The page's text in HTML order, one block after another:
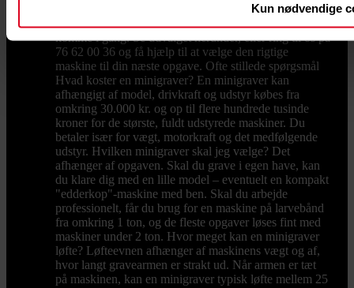
Kun nødvendige
på hverdage før kl. 12.00, pakker og sender vi som
udgangspunkt samme dag, så du ikke skal vente på at
komme i gang. Se udvalget herunder, eller ring til os på
76 62 00 36 og få hjælp til at vælge den rigtige
maskine til din næste opgave. Ofte stillede spørgsmål
Hvad koster en minigraver? En minigraver kan
afhængigt af model, drivkraft og udstyr købes fra
omkring 30.000 kr. og op til flere hundrede tusinde
kroner for de største, fuldt udstyrede maskiner. Du
betaler især for vægt, motorkraft og det medfølgende
udstyr. Hvilken minigraver skal jeg vælge? Det
afhænger af opgaven. Skal du grave i egen have, kan
du klare dig med en lille model – eventuelt en kompakt
"edderkop"-maskine med ben. Skal du arbejde
professionelt, får du brug for en maskine på larvebånd
fra omkring 1 ton, og de fleste opgaver løses fint med
maskiner under 2 ton. Hvor meget kan en minigraver
løfte? Løfteevnen afhænger af maskinens vægt og af,
hvor langt gravearmen er strakt ud. Når armen er tæt
på maskinen, kan en minigraver typisk løfte mellem 25